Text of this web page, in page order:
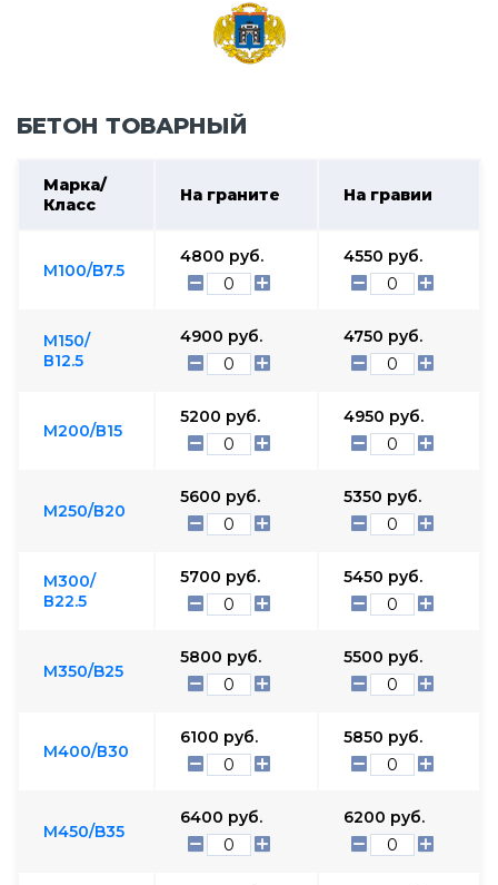
БЕТОН ТОВАРНЫЙ
Марка/
Класс
На граните На гравии
М100/B7.5
4800 руб. 4550 руб.
М150/
В12.5
4900 руб. 4750 руб.
М200/В15
5200 руб. 4950 руб.
М250/В20
5600 руб. 5350 руб.
М300/
В22.5
5700 руб. 5450 руб.
М350/B25
5800 руб. 5500 руб.
М400/В30
6100 руб. 5850 руб.
М450/B35
6400 руб. 6200 руб.